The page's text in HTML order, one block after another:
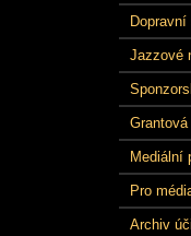
Jazzové
Grantová
Mediální
Pro
Archiv